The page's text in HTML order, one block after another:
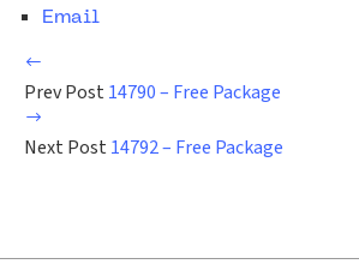
Email
Prev Post 14790 – Free Package
Next Post 14792 – Free Package